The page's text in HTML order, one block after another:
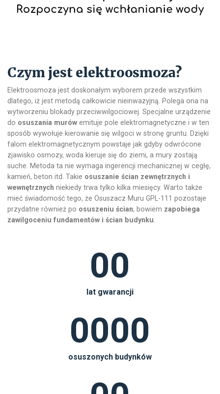
Czym jest elektroosmoza?
Elektroosmoza jest doskonałym wyborem przede wszystkim
dlatego, iż jest metodą całkowicie nieinwazyjną. Polega ona na
wytworzeniu blokady przeciwwilgociowej. Specjalne urządzenie
do osuszania murów emituje pole elektromagnetyczne i w ten
sposób wywołuje kierowanie się wilgoci w stronę gruntu. Dzięki
falom elektromagnetycznym powstaje jak gdyby odwrócone
zjawisko osmozy, woda kieruje się do ziemi, a mury zostają
suche. Metoda ta nie wymaga ingerencji mechanicznej w cegłę,
kamień, beton itd. Takie osuszanie ścian zewnętrznych i
wewnętrznych niekiedy trwa tylko kilka miesięcy. Warto także
mieć świadomość tego, że Osuszacz Muru GPL-111 pozostaje
przydatne również po osuszeniu ścian, bowiem zapobiega
zawilgoceniu fundamentów i ścian budynku
00
lat gwarancji
0000
osuszonych budynków